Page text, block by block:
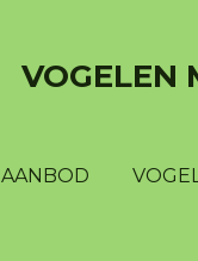
VOGELEN
AANBOD